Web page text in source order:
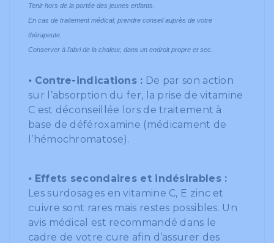
Tenir hors de la portée des jeunes enfants.
En cas de traitement médical, prendre conseil auprès de votre
thérapeute.
Conserver à l'abri de la chaleur, dans un endroit propre et sec.
⦁ Contre-indications : De par son action
sur l’absorption du fer, la prise de vitamine
C est déconseillée lors de traitement à
base de déféroxamine (médicament de
l’hémochromatose).
⦁ Effets secondaires et indésirables :
Les surdosages en vitamine C, E zinc et
cuivre sont rares mais restes possibles. Un
avis médical est recommandé dans le
cadre de votre cure afin d’assurer des